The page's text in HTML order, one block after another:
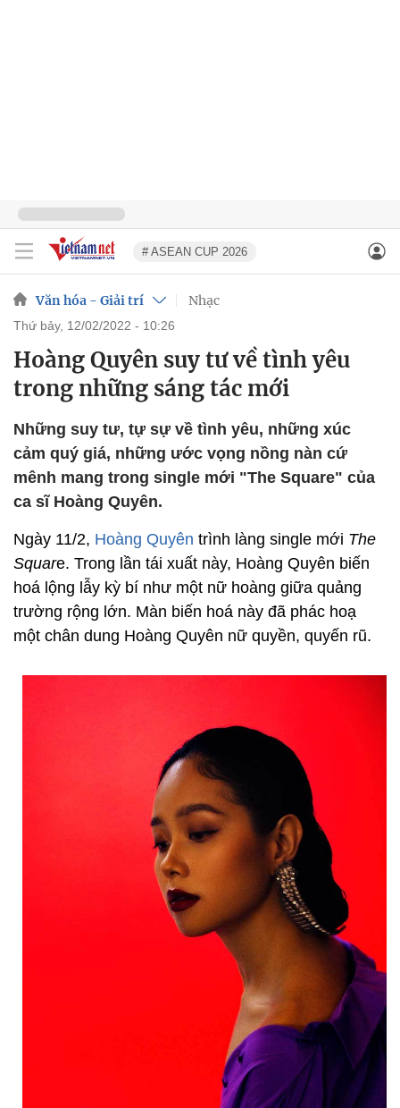
# ASEAN CUP 2026
Văn hóa - Giải trí Nhạc
thứ bảy, 12/02/2022 - 10:26
Hoàng Quyên suy tư về tình yêu
trong những sáng tác mới
Những suy tư, tự sự về tình yêu, những xúc
cảm quý giá, những ước vọng nồng nàn cứ
mênh mang trong single mới "The Square" của
ca sĩ Hoàng Quyên.
Ngày 11/2, Hoàng Quyên trình làng single mới The
Square. Trong lần tái xuất này, Hoàng Quyên biến
hoá lộng lẫy kỳ bí như một nữ hoàng giữa quảng
trường rộng lớn. Màn biến hoá này đã phác hoạ
một chân dung Hoàng Quyên nữ quyền, quyến rũ.